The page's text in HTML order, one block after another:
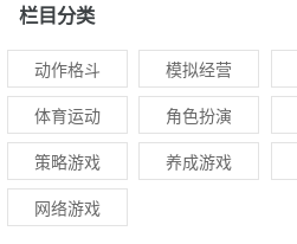
栏目分类
动作格斗 模拟经营
体育运动
角色扮演
策略游戏
养成游戏
网络游戏